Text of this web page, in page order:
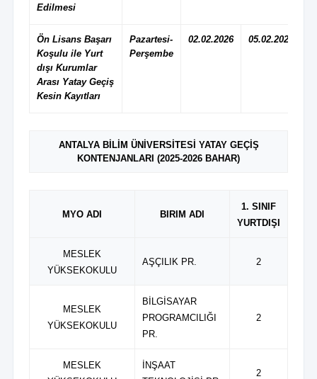
Edilmesi
Ön Lisans Başarı
Koşulu ile Yurt
dışı Kurumlar
Arası Yatay Geçiş
Kesin Kayıtları
Pazartesi-
Perşembe
02.02.2026 05.02.2026
ANTALYA BİLİM ÜNİVERSİTESİ YATAY GEÇİŞ
KONTENJANLARI (2025-2026 BAHAR)
MYO ADI BIRIM ADI
1. SINIF
YURTDIŞI
MESLEK
YÜKSEKOKULU
AŞÇILIK PR. 2
MESLEK
YÜKSEKOKULU
BİLGİSAYAR
PROGRAMCILIĞI
PR.
2
MESLEK
İNŞAAT
2